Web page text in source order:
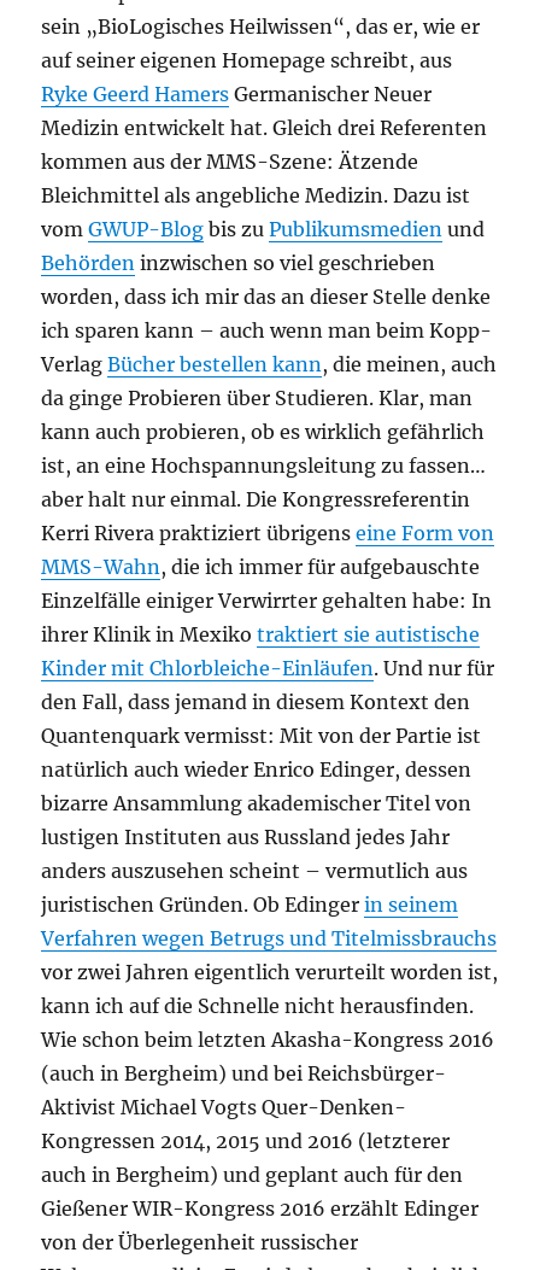
sein „BioLogisches Heilwissen“, das er, wie er
auf seiner eigenen Homepage schreibt, aus
Ryke Geerd Hamers Germanischer Neuer
Medizin entwickelt hat. Gleich drei Referenten
kommen aus der MMS-Szene: Ätzende
Bleichmittel als angebliche Medizin. Dazu ist
vomGWUP-Blog bis zuPublikumsmedien und
Behörden inzwischen so viel geschrieben
worden, dass ich mir das an dieser Stelle denke
ich sparen kann – auch wenn man beim Kopp-
VerlagBücher bestellen kann, die meinen, auch
da ginge Probieren über Studieren. Klar, man
kann auch probieren, ob es wirklich gefährlich
ist, an eine Hochspannungsleitung zu fassen…
aber halt nur einmal. Die Kongressreferentin
Kerri Rivera praktiziert übrigenseine Form von
MMS-Wahn, die ich immer für aufgebauschte
Einzelfälle einiger Verwirrter gehalten habe: In
ihrer Klinik in Mexikotraktiert sie autistische
Kinder mit Chlorbleiche-Einläufen. Und nur für
den Fall, dass jemand in diesem Kontext den
Quantenquark vermisst: Mit von der Partie ist
natürlich auch wieder Enrico Edinger, dessen
bizarre Ansammlung akademischer Titel von
lustigen Instituten aus Russland jedes Jahr
anders auszusehen scheint – vermutlich aus
juristischen Gründen. Ob Edingerin seinem
Verfahren wegen Betrugs und Titelmissbrauchs
vor zwei Jahren eigentlich verurteilt worden ist,
kann ich auf die Schnelle nicht herausfinden.
Wie schon beim letzten Akasha-Kongress 2016
(auch in Bergheim) und bei Reichsbürger-
Aktivist Michael Vogts Quer-Denken-
Kongressen 2014, 2015 und 2016 (letzterer
auch in Bergheim) und geplant auch für den
Gießener WIR-Kongress 2016 erzählt Edinger
von der Überlegenheit russischer